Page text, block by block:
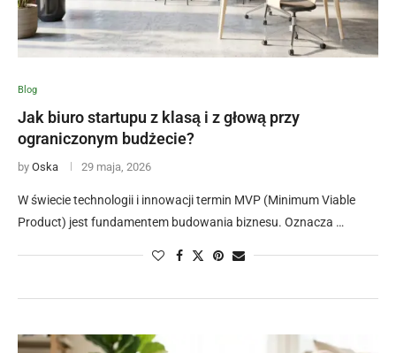
Blog
Jak biuro startupu z klasą i z głową przy
ograniczonym budżecie?
by Oska 29 maja, 2026
W świecie technologii i innowacji termin MVP (Minimum Viable
Product) jest fundamentem budowania biznesu. Oznacza …